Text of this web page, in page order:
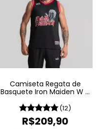
Camiseta Regata de
Basquete Iron Maiden W A
(12)
R$209,90